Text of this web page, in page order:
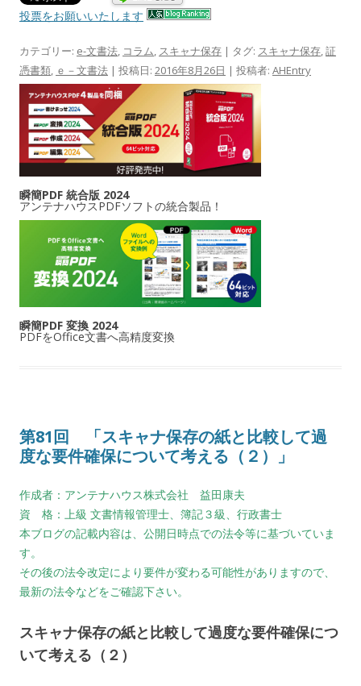
投票をお願いいたします
カテゴリー: e-文書法, コラム, スキャナ保存 | タグ: スキャナ保存,証
憑書類, ｅ－文書法 | 投稿日: 2016年8月26日 | 投稿者: AHEntry
瞬簡PDF 統合版 2024
アンテナハウスPDFソフトの統合製品！
瞬簡PDF 変換 2024
PDFをOffice文書へ高精度変換
第81回 「スキャナ保存の紙と比較して過
度な要件確保について考える（２）」
作成者：アンテナハウス株式会社 益田康夫
資 格：上級 文書情報管理士、簿記３級、行政書士
本ブログの記載内容は、公開日時点での法令等に基づいていま
す。
その後の法令改定により要件が変わる可能性がありますので、
最新の法令などをご確認下さい。
スキャナ保存の紙と比較して過度な要件確保につ
いて考える（２）